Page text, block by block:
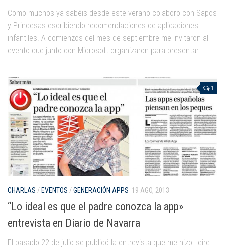
Como muchos ya sabéis desde este verano colaboro con Sapos
y Princesas escribiendo recomendaciones de aplicaciones
infantiles. A comienzos del mes de septiembre me invitaron al
evento que junto con Microsoft organizaron para presentar...
1
CHARLAS / EVENTOS /GENERACIÓN APPS 19 AGO, 2013
“Lo ideal es que el padre conozca la app»
entrevista en Diario de Navarra
El pasado 22 de julio se publicó la entrevista que me hizo Leire